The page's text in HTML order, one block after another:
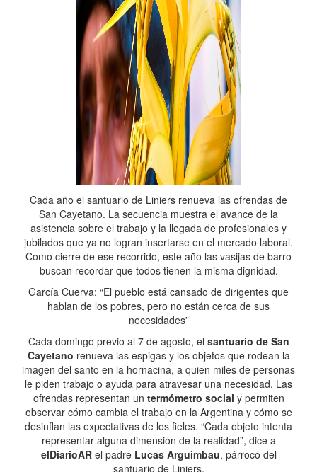
Cada año el santuario de Liniers renueva las ofrendas de
San Cayetano. La secuencia muestra el avance de la
asistencia sobre el trabajo y la llegada de profesionales y
jubilados que ya no logran insertarse en el mercado laboral.
Como cierre de ese recorrido, este año las vasijas de barro
buscan recordar que todos tienen la misma dignidad.
García Cuerva: “El pueblo está cansado de dirigentes que
hablan de los pobres, pero no están cerca de sus
necesidades”
Cada domingo previo al 7 de agosto, el santuario de San
Cayetano renueva las espigas y los objetos que rodean la
imagen del santo en la hornacina, a quien miles de personas
le piden trabajo o ayuda para atravesar una necesidad. Las
ofrendas representan un termómetro social y permiten
observar cómo cambia el trabajo en la Argentina y cómo se
desinflan las expectativas de los fieles. “Cada objeto intenta
representar alguna dimensión de la realidad”, dice a
elDiarioARel padre Lucas Arguimbau, párroco del
santuario de Liniers.